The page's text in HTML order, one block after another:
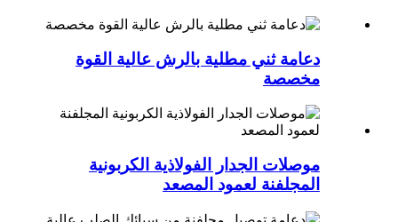
دعامة ثني مطلية بالرش عالية القوة
مخصصة
موصلات الجدار الفولاذية الكربونية
المجلفنة لعمود المصعد